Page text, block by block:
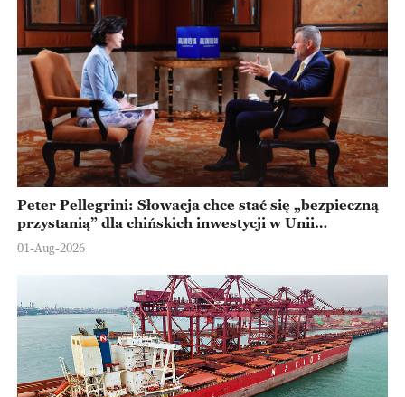
Peter Pellegrini: Słowacja chce stać się „bezpieczną
przystanią” dla chińskich inwestycji w Unii
Europejskiej
01-Aug-2026